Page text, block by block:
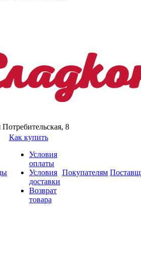
Потребительская, 8
Как купить
Условия
оплаты
Условия
доставки
Возврат
товара
Покупателям